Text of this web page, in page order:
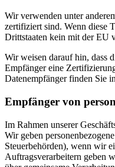
Wir verwenden unter
zertifiziert sind. Wenn diese
Drittstaaten kein mit der EU
Wir weisen darauf hin, dass
Empfänger eine
Datenempfänger finden Sie
Empfänger von
Im Rahmen unserer
Wir geben
Steuerbehörden), wenn wir
Auftragsverarbeitern geben